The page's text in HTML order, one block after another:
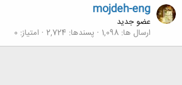
mojdeh-eng
عضو جدید
ارسال ها 1,098 پسندها 2,724 امتیاز 0